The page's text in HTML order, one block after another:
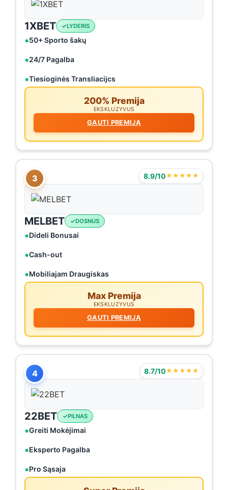
1XBET LYDERIS
50+ Sporto šakų
24/7 Pagalba
Tiesioginės Transliacijcs
200% Premija
EKSKLUZYVUS
GAUTI PREMIJĄ
3 8.9/10★★★★★
MELBET DOSNUS
Dideli Bonusai
Cash-out
Mobiliajam Draugiskas
Max Premija
EKSKLUZYVUS
GAUTI PREMIJĄ
4 8.7/10★★★★★
22BET PILNAS
Greiti Mokėjimai
Eksperto Pagalba
Pro Sąsaja